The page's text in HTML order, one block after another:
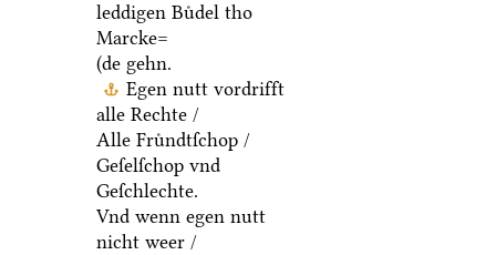
leddigen Buͤdel tho
Marcke=
(de gehn.
Egen nutt vordrifft
alle Rechte /
Alle Fruͤndtſchop /
Geſelſchop vnd
Geſchlechte.
Vnd wenn egen nutt
nicht weer /